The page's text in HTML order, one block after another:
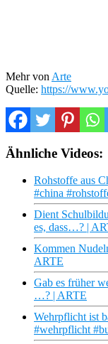
Mehr von Arte
Quelle: https://
Ähnliche Videos:
Rohstoffe aus
#china
Dient
es, dass…? |
Kommen
ARTE
Gab es früher
…? | ARTE
Wehrpflicht ist
#wehrpflicht